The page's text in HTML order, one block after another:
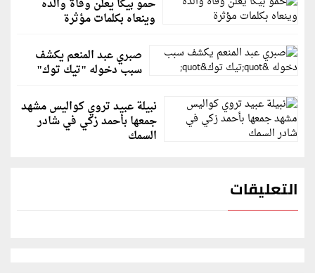
حمو بيكا يعلن وفاة والده
وينعاه بكلمات مؤثرة
صبري عبد المنعم يكشف
سبب دخوله "تيك توك"
نبيلة عبيد تروي كواليس مشهد
جمعها بأحمد زكي في شادر
السمك
التعليقات